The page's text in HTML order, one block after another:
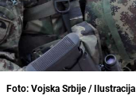
Foto: Vojska Srbije / Ilustracija